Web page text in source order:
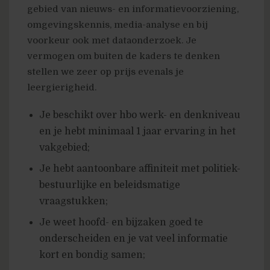
gebied van nieuws- en informatievoorziening,
omgevingskennis, media-analyse en bij
voorkeur ook met dataonderzoek. Je
vermogen om buiten de kaders te denken
stellen we zeer op prijs evenals je
leergierigheid.
Je beschikt over hbo werk- en denkniveau
en je hebt minimaal 1 jaar ervaring in het
vakgebied;
Je hebt aantoonbare affiniteit met politiek-
bestuurlijke en beleidsmatige
vraagstukken;
Je weet hoofd- en bijzaken goed te
onderscheiden en je vat veel informatie
kort en bondig samen;